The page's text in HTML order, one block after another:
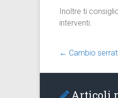
Inoltre ti
interventi.
← Cambio
Articoli